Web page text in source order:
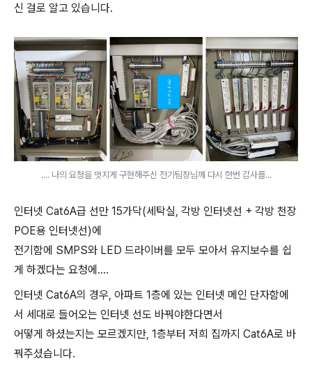
신 걸로 알고 있습니다.
.... 나의 요청을 멋지게 구현해주신 전기팀장님께 다시 한번 감사를...
인터넷 Cat6A급 선만 15가닥(세탁실, 각방 인터넷선 + 각방 천장
POE용 인터넷선)에
전기함에 SMPS와 LED 드라이버를 모두 모아서 유지보수를 쉽
게 하겠다는 요청에....
인터넷 Cat6A의 경우, 아파트 1층에 있는 인터넷 메인 단자함에
서 세대로 들어오는 인터넷 선도 바꿔야한다면서
어떻게 하셨는지는 모르겠지만, 1층부터 저희 집까지 Cat6A로 바
꿔주셨습니다.